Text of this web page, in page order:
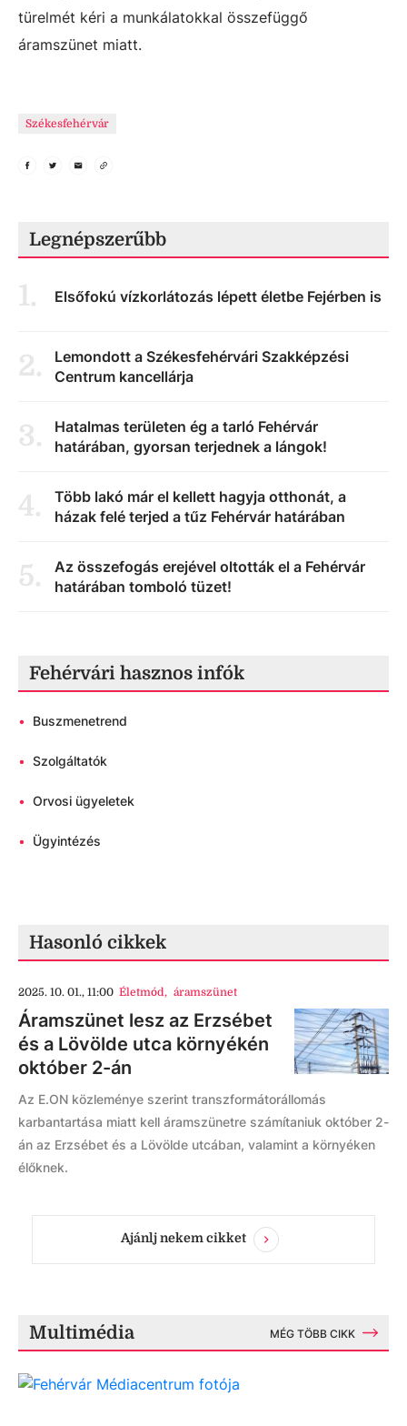
türelmét kéri a munkálatokkal összefüggő
áramszünet miatt.
Székesfehérvár
Legnépszerűbb
1. Elsőfokú vízkorlátozás lépett életbe Fejérben is
2.
Lemondott a Székesfehérvári Szakképzési
Centrum kancellárja
3.
Hatalmas területen ég a tarló Fehérvár
határában, gyorsan terjednek a lángok!
4.
Több lakó már el kellett hagyja otthonát, a
házak felé terjed a tűz Fehérvár határában
5.
Az összefogás erejével oltották el a Fehérvár
határában tomboló tüzet!
Fehérvári hasznos infók
• Buszmenetrend
• Szolgáltatók
• Orvosi ügyeletek
• Ügyintézés
Hasonló cikkek
2025. 10. 01., 11:00 Életmód, áramszünet
Áramszünet lesz az Erzsébet
és a Lövölde utca környékén
október 2-án
Az E.ON közleménye szerint transzformátorállomás
karbantartása miatt kell áramszünetre számítaniuk október 2-
án az Erzsébet és a Lövölde utcában, valamint a környéken
élőknek.
Ajánlj nekem cikket
Multimédia MÉG TÖBB CIKK